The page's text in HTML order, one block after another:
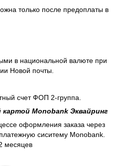
только после предоплаты в
в национальной валюте при
Новой почты.
счет ФОП 2-группа.
Monobank Эквайринг
оформления заказа через
сиситему Monobank.
месяцев